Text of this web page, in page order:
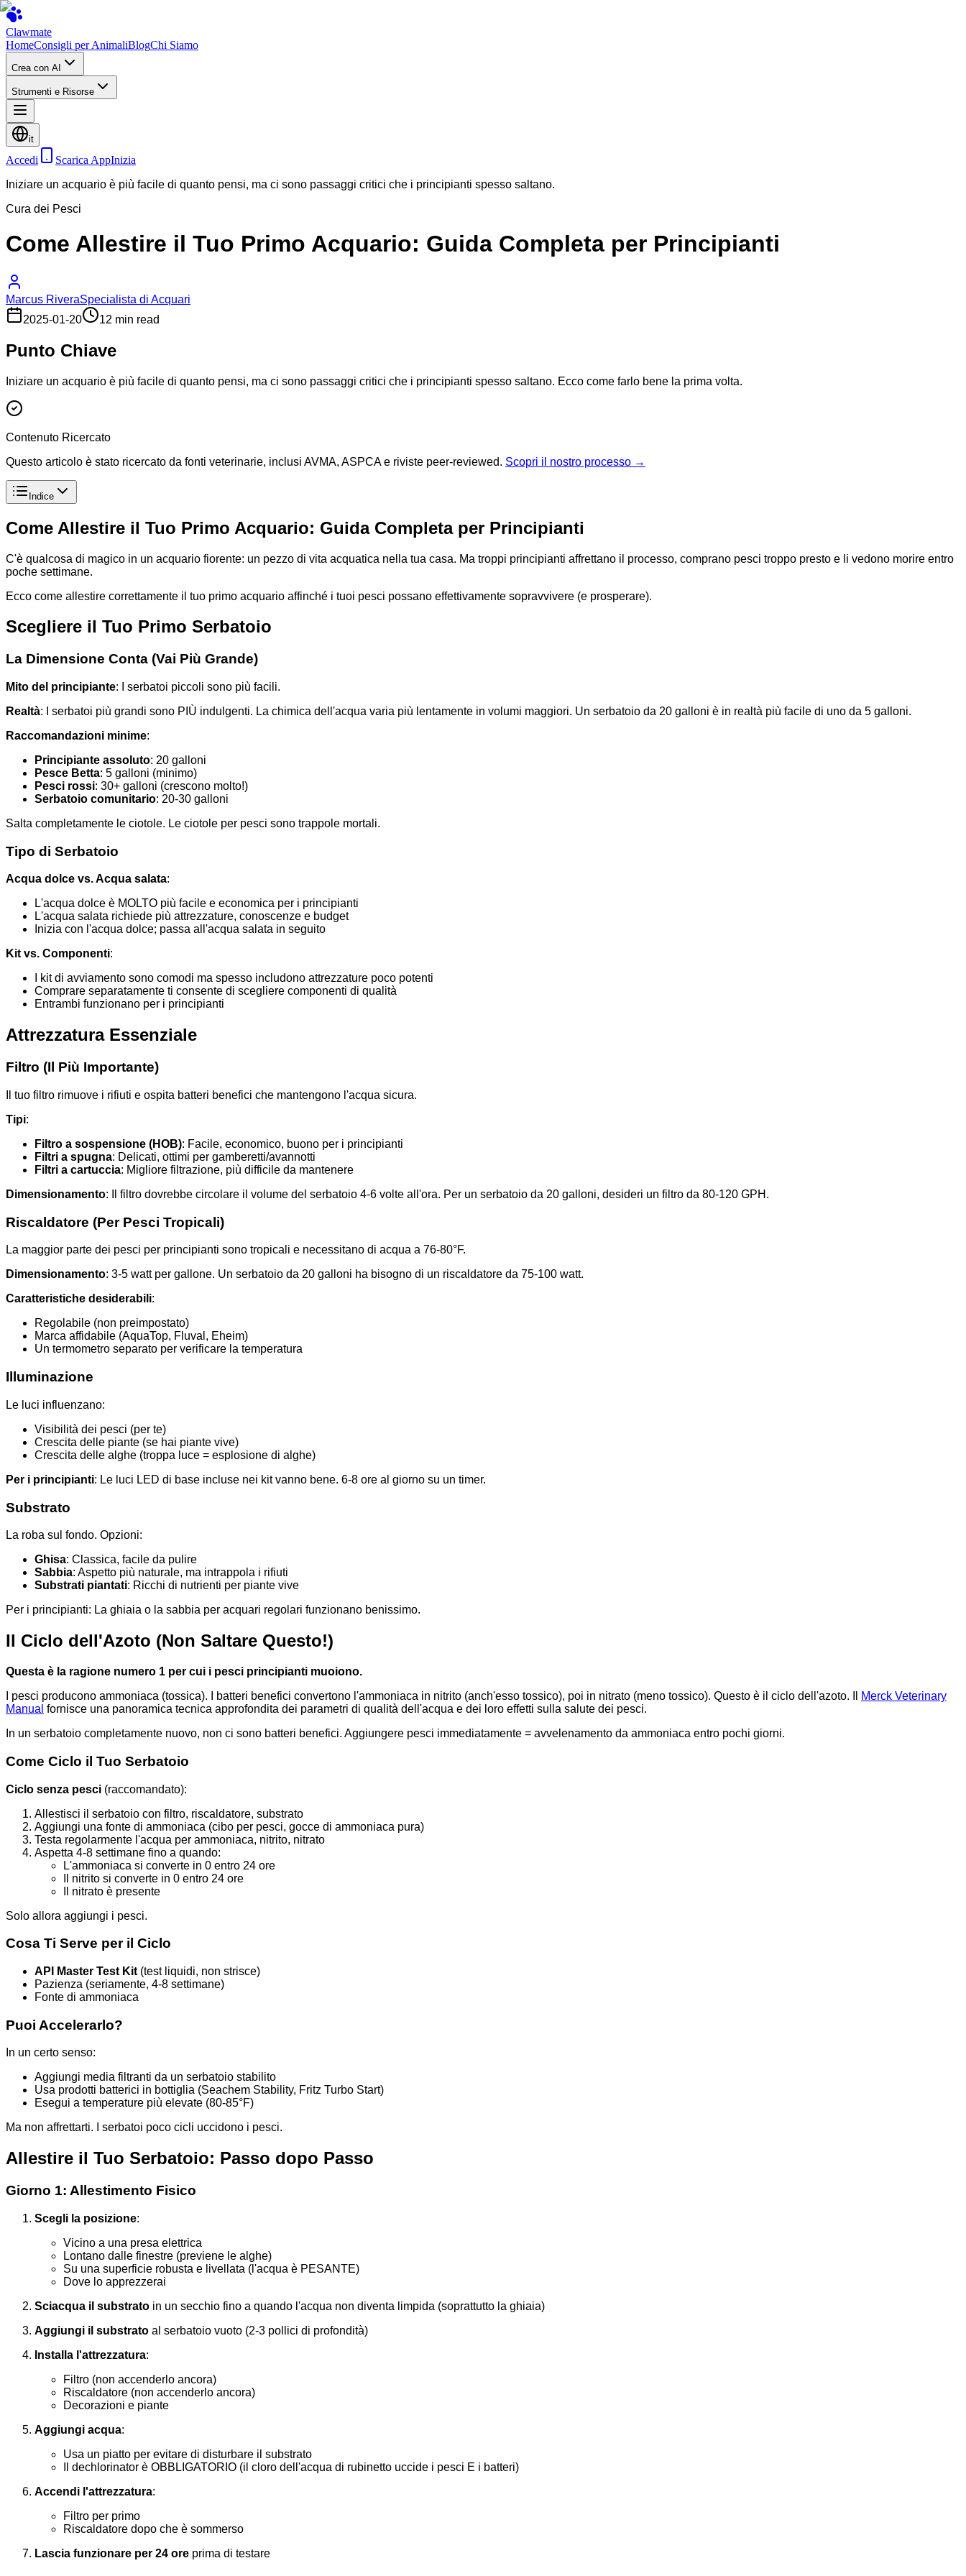
Clawmate
HomeConsigli per AnimaliBlogChi Siamo
Crea con AI
Strumenti e Risorse
it
Accedi Scarica AppInizia
Iniziare un acquario è più facile di quanto pensi, ma ci sono passaggi critici che i principianti spesso saltano.
Cura dei Pesci
Come Allestire il Tuo Primo Acquario: Guida Completa per Principianti
Marcus RiveraSpecialista di Acquari
2025-01-20
12 min read
Punto Chiave
Iniziare un acquario è più facile di quanto pensi, ma ci sono passaggi critici che i principianti spesso saltano. Ecco come farlo bene la prima volta.
Contenuto Ricercato
Questo articolo è stato ricercato da fonti veterinarie, inclusi AVMA, ASPCA e riviste peer-reviewed. Scopri il nostro processo →
Indice
Come Allestire il Tuo Primo Acquario: Guida Completa per Principianti
C'è qualcosa di magico in un acquario fiorente: un pezzo di vita acquatica nella tua casa. Ma troppi principianti affrettano il processo, comprano pesci troppo presto e li vedono morire entro
poche settimane.
Ecco come allestire correttamente il tuo primo acquario affinché i tuoi pesci possano effettivamente sopravvivere (e prosperare).
Scegliere il Tuo Primo Serbatoio
La Dimensione Conta (Vai Più Grande)
Mito del principiante: I serbatoi piccoli sono più facili.
Realtà: I serbatoi più grandi sono PIÙ indulgenti. La chimica dell'acqua varia più lentamente in volumi maggiori. Un serbatoio da 20 galloni è in realtà più facile di uno da 5 galloni.
Raccomandazioni minime:
Principiante assoluto: 20 galloni
Pesce Betta: 5 galloni (minimo)
Pesci rossi: 30+ galloni (crescono molto!)
Serbatoio comunitario: 20-30 galloni
Salta completamente le ciotole. Le ciotole per pesci sono trappole mortali.
Tipo di Serbatoio
Acqua dolce vs. Acqua salata:
L'acqua dolce è MOLTO più facile e economica per i principianti
L'acqua salata richiede più attrezzature, conoscenze e budget
Inizia con l'acqua dolce; passa all'acqua salata in seguito
Kit vs. Componenti:
I kit di avviamento sono comodi ma spesso includono attrezzature poco potenti
Comprare separatamente ti consente di scegliere componenti di qualità
Entrambi funzionano per i principianti
Attrezzatura Essenziale
Filtro (Il Più Importante)
Il tuo filtro rimuove i rifiuti e ospita batteri benefici che mantengono l'acqua sicura.
Tipi:
Filtro a sospensione (HOB): Facile, economico, buono per i principianti
Filtri a spugna: Delicati, ottimi per gamberetti/avannotti
Filtri a cartuccia: Migliore filtrazione, più difficile da mantenere
Dimensionamento: Il filtro dovrebbe circolare il volume del serbatoio 4-6 volte all'ora. Per un serbatoio da 20 galloni, desideri un filtro da 80-120 GPH.
Riscaldatore (Per Pesci Tropicali)
La maggior parte dei pesci per principianti sono tropicali e necessitano di acqua a 76-80°F.
Dimensionamento: 3-5 watt per gallone. Un serbatoio da 20 galloni ha bisogno di un riscaldatore da 75-100 watt.
Caratteristiche desiderabili:
Regolabile (non preimpostato)
Marca affidabile (AquaTop, Fluval, Eheim)
Un termometro separato per verificare la temperatura
Illuminazione
Le luci influenzano:
Visibilità dei pesci (per te)
Crescita delle piante (se hai piante vive)
Crescita delle alghe (troppa luce = esplosione di alghe)
Per i principianti: Le luci LED di base incluse nei kit vanno bene. 6-8 ore al giorno su un timer.
Substrato
La roba sul fondo. Opzioni:
Ghisa: Classica, facile da pulire
Sabbia: Aspetto più naturale, ma intrappola i rifiuti
Substrati piantati: Ricchi di nutrienti per piante vive
Per i principianti: La ghiaia o la sabbia per acquari regolari funzionano benissimo.
Il Ciclo dell'Azoto (Non Saltare Questo!)
Questa è la ragione numero 1 per cui i pesci principianti muoiono.
I pesci producono ammoniaca (tossica). I batteri benefici convertono l'ammoniaca in nitrito (anch'esso tossico), poi in nitrato (meno tossico). Questo è il ciclo dell'azoto. Il
Merck Veterinary
Manual fornisce una panoramica tecnica approfondita dei parametri di qualità dell'acqua e dei loro effetti sulla salute dei pesci.
In un serbatoio completamente nuovo, non ci sono batteri benefici. Aggiungere pesci immediatamente = avvelenamento da ammoniaca entro pochi giorni.
Come Ciclo il Tuo Serbatoio
Ciclo senza pesci (raccomandato):
Allestisci il serbatoio con filtro, riscaldatore, substrato
Aggiungi una fonte di ammoniaca (cibo per pesci, gocce di ammoniaca pura)
Testa regolarmente l'acqua per ammoniaca, nitrito, nitrato
Aspetta 4-8 settimane fino a quando:
L'ammoniaca si converte in 0 entro 24 ore
Il nitrito si converte in 0 entro 24 ore
Il nitrato è presente
Solo allora aggiungi i pesci.
Cosa Ti Serve per il Ciclo
API Master Test Kit (test liquidi, non strisce)
Pazienza (seriamente, 4-8 settimane)
Fonte di ammoniaca
Puoi Accelerarlo?
In un certo senso:
Aggiungi media filtranti da un serbatoio stabilito
Usa prodotti batterici in bottiglia (Seachem Stability, Fritz Turbo Start)
Esegui a temperature più elevate (80-85°F)
Ma non affrettarti. I serbatoi poco cicli uccidono i pesci.
Allestire il Tuo Serbatoio: Passo dopo Passo
Giorno 1: Allestimento Fisico
Scegli la posizione:
Vicino a una presa elettrica
Lontano dalle finestre (previene le alghe)
Su una superficie robusta e livellata (l'acqua è PESANTE)
Dove lo apprezzerai
Sciacqua il substrato in un secchio fino a quando l'acqua non diventa limpida (soprattutto la ghiaia)
Aggiungi il substrato al serbatoio vuoto (2-3 pollici di profondità)
Installa l'attrezzatura:
Filtro (non accenderlo ancora)
Riscaldatore (non accenderlo ancora)
Decorazioni e piante
Aggiungi acqua:
Usa un piatto per evitare di disturbare il substrato
Il dechlorinator è OBBLIGATORIO (il cloro dell'acqua di rubinetto uccide i pesci E i batteri)
Accendi l'attrezzatura:
Filtro per primo
Riscaldatore dopo che è sommerso
Lascia funzionare per 24 ore prima di testare